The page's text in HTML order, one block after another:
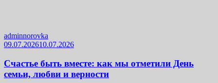
adminnorovka
09.07.202610.07.2026
Счастье быть вместе: как мы отметили День
семьи, любви и верности